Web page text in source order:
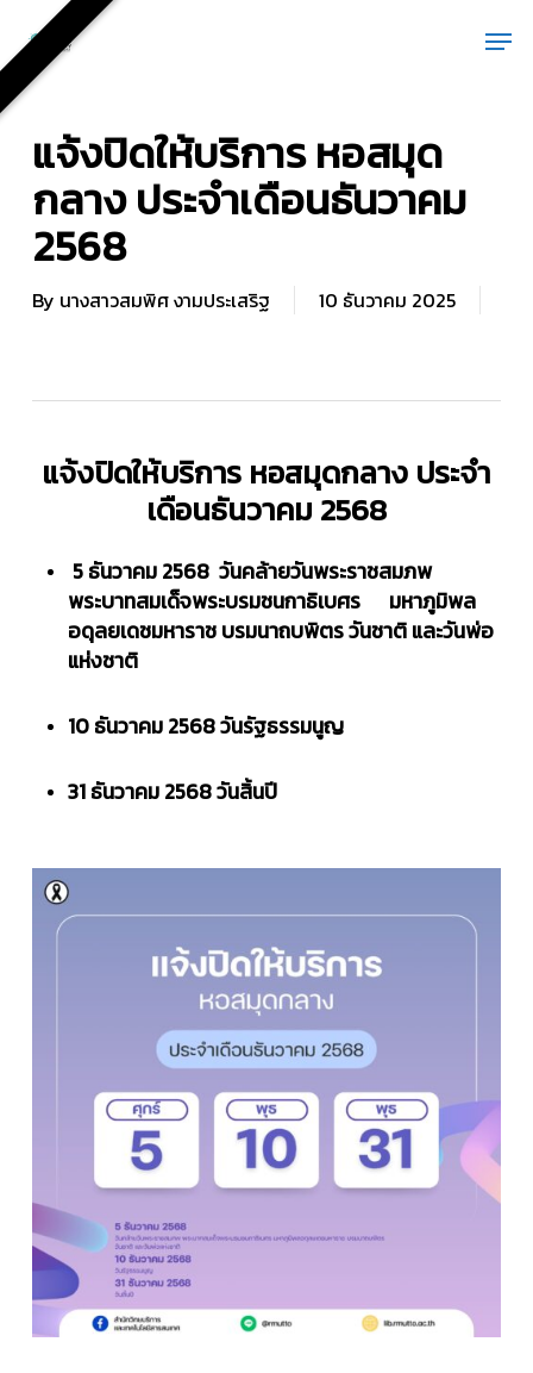
main
content
แจ้งปิดให้บริการ หอสมุด
กลาง ประจำเดือนธันวาคม
2568
By นางสาวสมพิศ งามประเสริฐ 10 ธันวาคม 2025
แจ้งปิดให้บริการ หอสมุดกลาง ประจำ
เดือนธันวาคม 2568
​ 5 ธันวาคม 2568 วันคล้ายวันพระราชสมภพ
พระบาทสมเด็จพระบรมชนกาธิเบศร มหาภูมิพล
อดุลยเดชมหาราช บรมนาถบพิตร วันชาติ และวันพ่อ
แห่งชาติ
10 ธันวาคม 2568 วันรัฐธรรมนูญ
31 ธันวาคม 2568 วันสิ้นปี